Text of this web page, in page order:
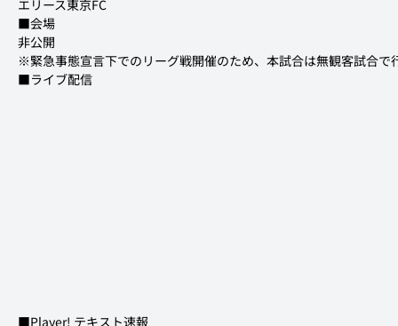
エリース東京FC
■会場
非公開
※緊急事態宣言下でのリーグ戦開催のため、本試合は無観客試合で